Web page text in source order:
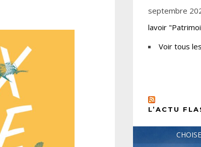
septembre
lavoir
Voir tous
L’ACTU